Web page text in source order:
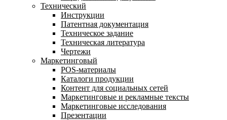
Технический
Инструкции
Патентная документация
Техническое задание
Техническая литература
Чертежи
Маркетинговый
POS-материалы
Каталоги продукции
Контент для социальных сетей
Маркетинговые и рекламные тексты
Маркетинговые исследования
Презентации